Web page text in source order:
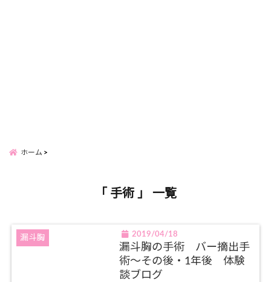
ホーム
「 手術 」 一覧
漏斗胸 2019/04/18
漏斗胸の手術 バー摘出手
術～その後・1年後 体験
談ブログ